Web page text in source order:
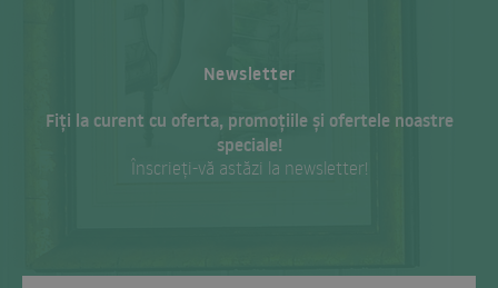
Newsletter
Fiți la curent cu oferta, promoțiile și ofertele noastre
speciale!
Înscrieți-vă astăzi la newsletter!